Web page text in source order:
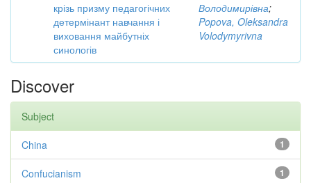
крізь призму педагогічних
детермінант навчання і
виховання майбутніх
синологів
Володимирівна;
Popova, Oleksandra
Volodymyrivna
Discover
Subject
1
China
1
Confucianism